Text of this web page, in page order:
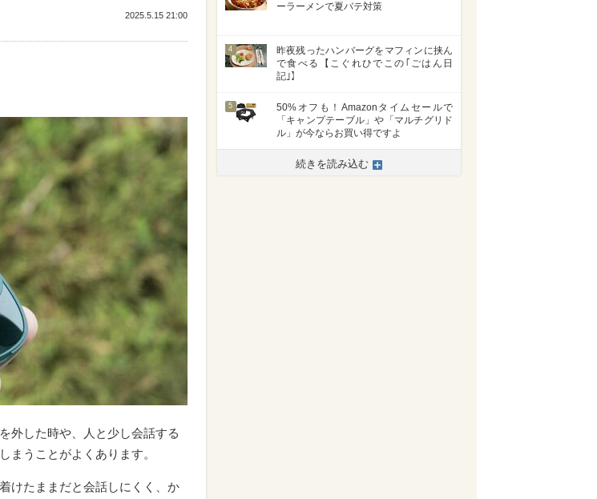
2025.5.15 21:00
外した時や、人と少し会話する
まうことがよくあります。
けたままだと会話しにくく、か
ーラーメンで夏バテ対策
4
昨夜残ったハンバーグをマフィンに挟ん
で食べる【こぐれひでこの｢ごはん日
記｣】
5
50%オフも！Amazonタイムセールで
「キャンプテーブル」や「マルチグリド
ル」が今ならお買い得ですよ
続きを読み込む